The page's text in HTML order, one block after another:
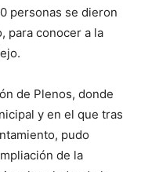
personas se dieron
para conocer a la
de Plenos, donde
y en el que tras
pudo
de la